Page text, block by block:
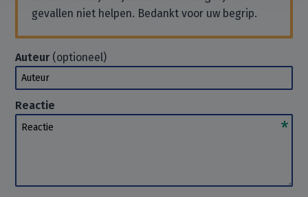
gevallen niet helpen. Bedankt voor uw begrip.
Auteur(optioneel)
Auteur
Reactie
Reactie